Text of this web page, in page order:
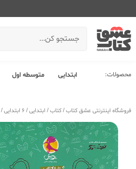
محصولات: ابتدایی متوسطه اول
فروشگاه اینترنتی عشق کتاب/کتاب/ ابتدایی/ 6 ابتدایی /